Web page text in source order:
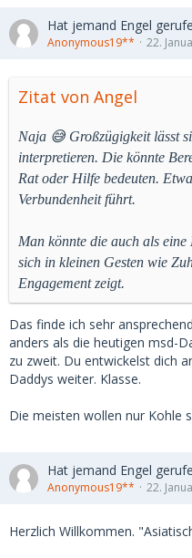
Hat jemand Engel
Anonymous19** 22.
Zitat von Angel
Naja 😅 Großzügigkeit lässt
interpretieren. Die könnte
Rat oder Hilfe bedeuten.
Verbundenheit führt.
Man könnte die auch als
sich in kleinen Gesten wie
Engagement zeigt.
Das finde ich sehr
anders als die heutigen msd-
zu zweit. Du entwickelst dich
Daddys weiter. Klasse.
Die meisten wollen nur Kohle
Hat jemand Engel
Anonymous19** 22.
Herzlich Willkommen.